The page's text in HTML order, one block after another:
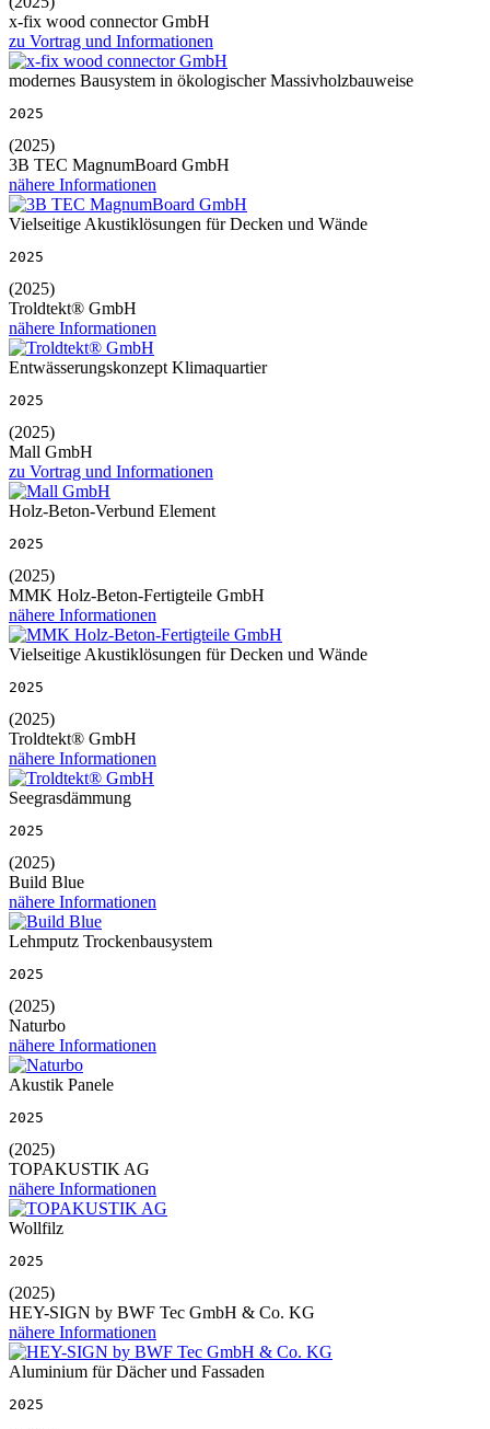
x-fix wood connector GmbH
zu Vortrag und Informationen
modernes Bausystem in ökologischer Massivholzbauweise
2025
(2025)
3B TEC MagnumBoard GmbH
nähere Informationen
Vielseitige Akustiklösungen für Decken und Wände
2025
(2025)
Troldtekt® GmbH
nähere Informationen
Entwässerungskonzept Klimaquartier
2025
(2025)
Mall GmbH
zu Vortrag und Informationen
Holz-Beton-Verbund Element
2025
(2025)
MMK Holz-Beton-Fertigteile GmbH
nähere Informationen
Vielseitige Akustiklösungen für Decken und Wände
2025
(2025)
Troldtekt® GmbH
nähere Informationen
Seegrasdämmung
2025
(2025)
Build Blue
nähere Informationen
Lehmputz Trockenbausystem
2025
(2025)
Naturbo
nähere Informationen
Akustik Panele
2025
(2025)
TOPAKUSTIK AG
nähere Informationen
Wollfilz
2025
(2025)
HEY-SIGN by BWF Tec GmbH & Co. KG
nähere Informationen
Aluminium für Dächer und Fassaden
2025